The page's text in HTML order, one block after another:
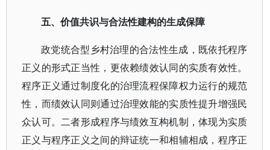
五、价值共识与合法性建构的生成保障
政党统合型乡村治理的合法性生成，既依托程序
正义的形式正当性，更依赖绩效认同的实质有效性。
程序正义通过制度化的治理流程保障权力运行的规范
性，而绩效认同则通过治理效能的实质性提升增强民
众认可。二者形成程序与绩效互构机制，体现为实质
正义与程序正义之间的辩证统一和相辅相成，程序正